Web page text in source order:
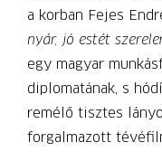
a korban Fejes
nyár, jó estét
egy magyar
diplomatának, s
remélő tisztes
forgalmazott